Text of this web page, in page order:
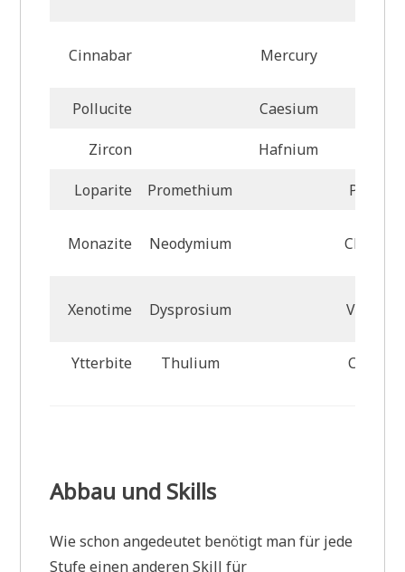
Cinnabar Mercury
Pollucite Caesium
Zircon Hafnium
Loparite Promethium
Monazite Neodymium
Xenotime Dysprosium
Ytterbite Thulium
Abbau und Skills
Wie schon angedeutet benötigt man für jede
Stufe einen anderen Skill für